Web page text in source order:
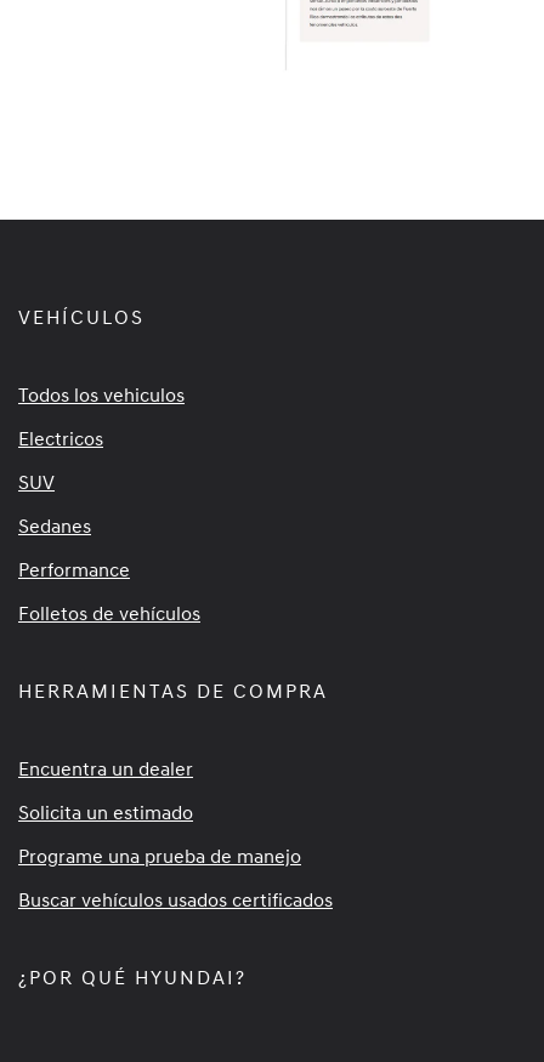
VEHÍCULOS
Todos los vehiculos
Electricos
SUV
Sedanes
Performance
Folletos de vehículos
HERRAMIENTAS DE COMPRA
Encuentra un dealer
Solicita un estimado
Programe una prueba de manejo
Buscar vehículos usados certificados
¿POR QUÉ HYUNDAI?